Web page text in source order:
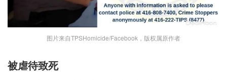
图片来自TPSHomicide/Facebook，版权属原作者
被虐待致死